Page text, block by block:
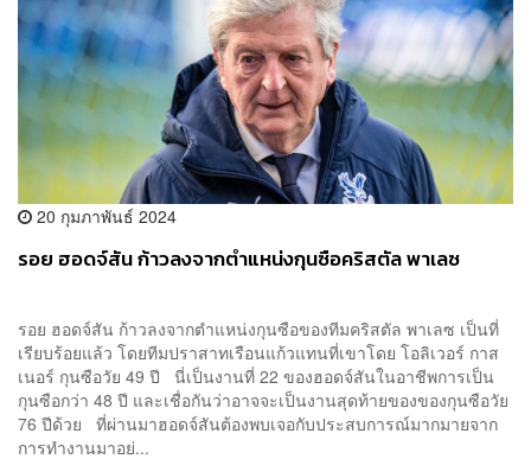
20 กุมภาพันธ์ 2024
รอย ฮอดจ์สัน ก้าวลงจากตำแหน่งกุนซือคริสตัล พาเลซ
รอย ฮอดจ์สัน ก้าวลงจากตำแหน่งกุนซือของทีมคริสตัล พาเลซ เป็นที่
เรียบร้อยแล้ว โดยทีมปราสาทเรือนแก้วแทนที่เขาโดย โอลิเวอร์ กาส
เนอร์ กุนซือวัย 49 ปี นี่เป็นงานที่ 22 ของฮอดจ์สันในอาชีพการเป็น
กุนซือกว่า 48 ปี และเชื่อกันว่าอาจจะเป็นงานสุดท้ายของของกุนซือวัย
76 ปีด้วย ที่ผ่านมาฮอดจ์สันต้องพบเจอกับประสบการณ์มากมายจาก
การทำงานมาอย่...